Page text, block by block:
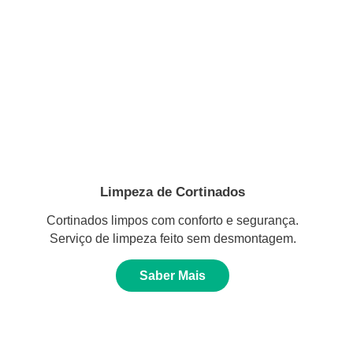
Limpeza de Cortinados
Cortinados limpos com conforto e segurança.
Serviço de limpeza feito sem desmontagem.
Saber Mais